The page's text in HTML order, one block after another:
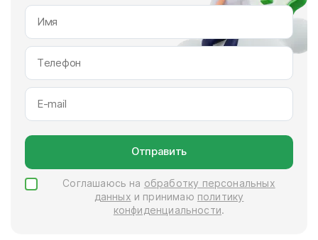
Отправить
Соглашаюсь на обработку персональных
данных и принимаю политику
конфиденциальности.